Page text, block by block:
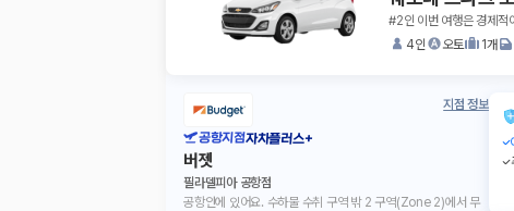
#2인 이번 여행은 경제적
4인
오토 1개
지점 정보
공항지점자차플러스+
버젯
필라델피아 공항점
공항안에 있어요. 수하물 수취 구역 밖 2 구역(Zone 2)에서 무